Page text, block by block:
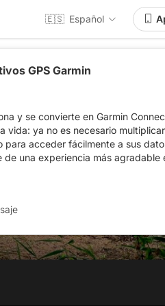
🇪🇸 Español
GPS Garmin
y se convierte en Garmin
vida: ya no es necesario
para acceder fácilmente a sus
una experiencia más agradable